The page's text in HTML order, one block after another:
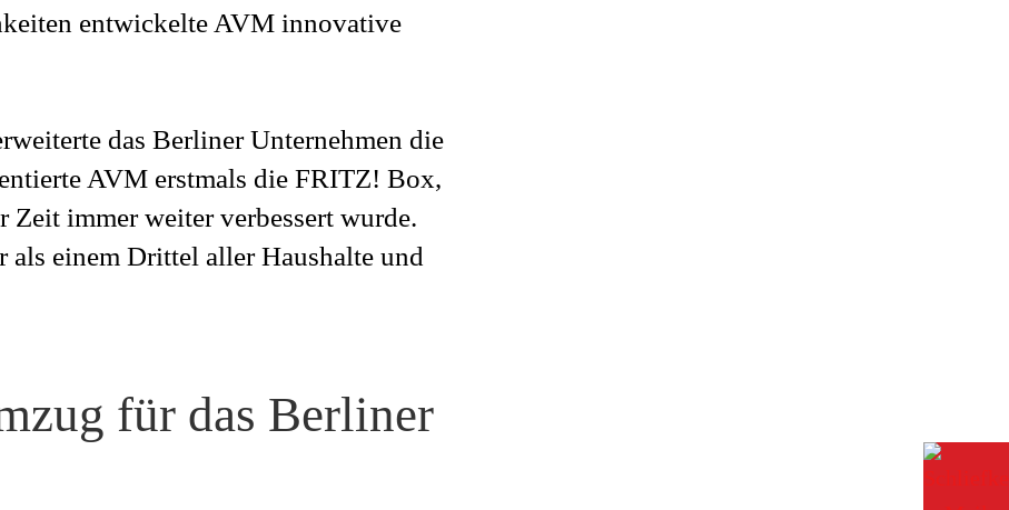
entwickelte AVM innovative
das Berliner Unternehmen die
AVM erstmals die FRITZ! Box,
Zeit immer weiter verbessert wurde.
einem Drittel aller Haushalte und
für das Berliner